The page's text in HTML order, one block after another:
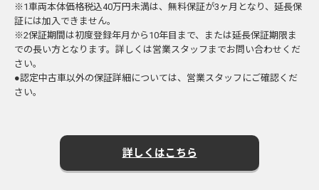
※1車両本体価格税込40万円未満は、無料保証が3ヶ月となり、延長保
証には加入できません。
※2保証期間は初度登録年月から10年目まで、または延長保証期限ま
での長い方となります。詳しくは営業スタッフまでお問い合わせくだ
さい。
●認定中古車以外の保証詳細については、営業スタッフにご確認くだ
さい。
詳しくはこちら